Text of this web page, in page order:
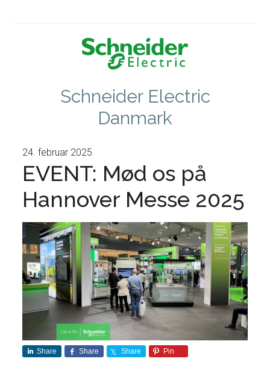
Schneider Electric
Danmark
24. februar 2025
EVENT: Mød os på
Hannover Messe 2025
Share Share Share Pin